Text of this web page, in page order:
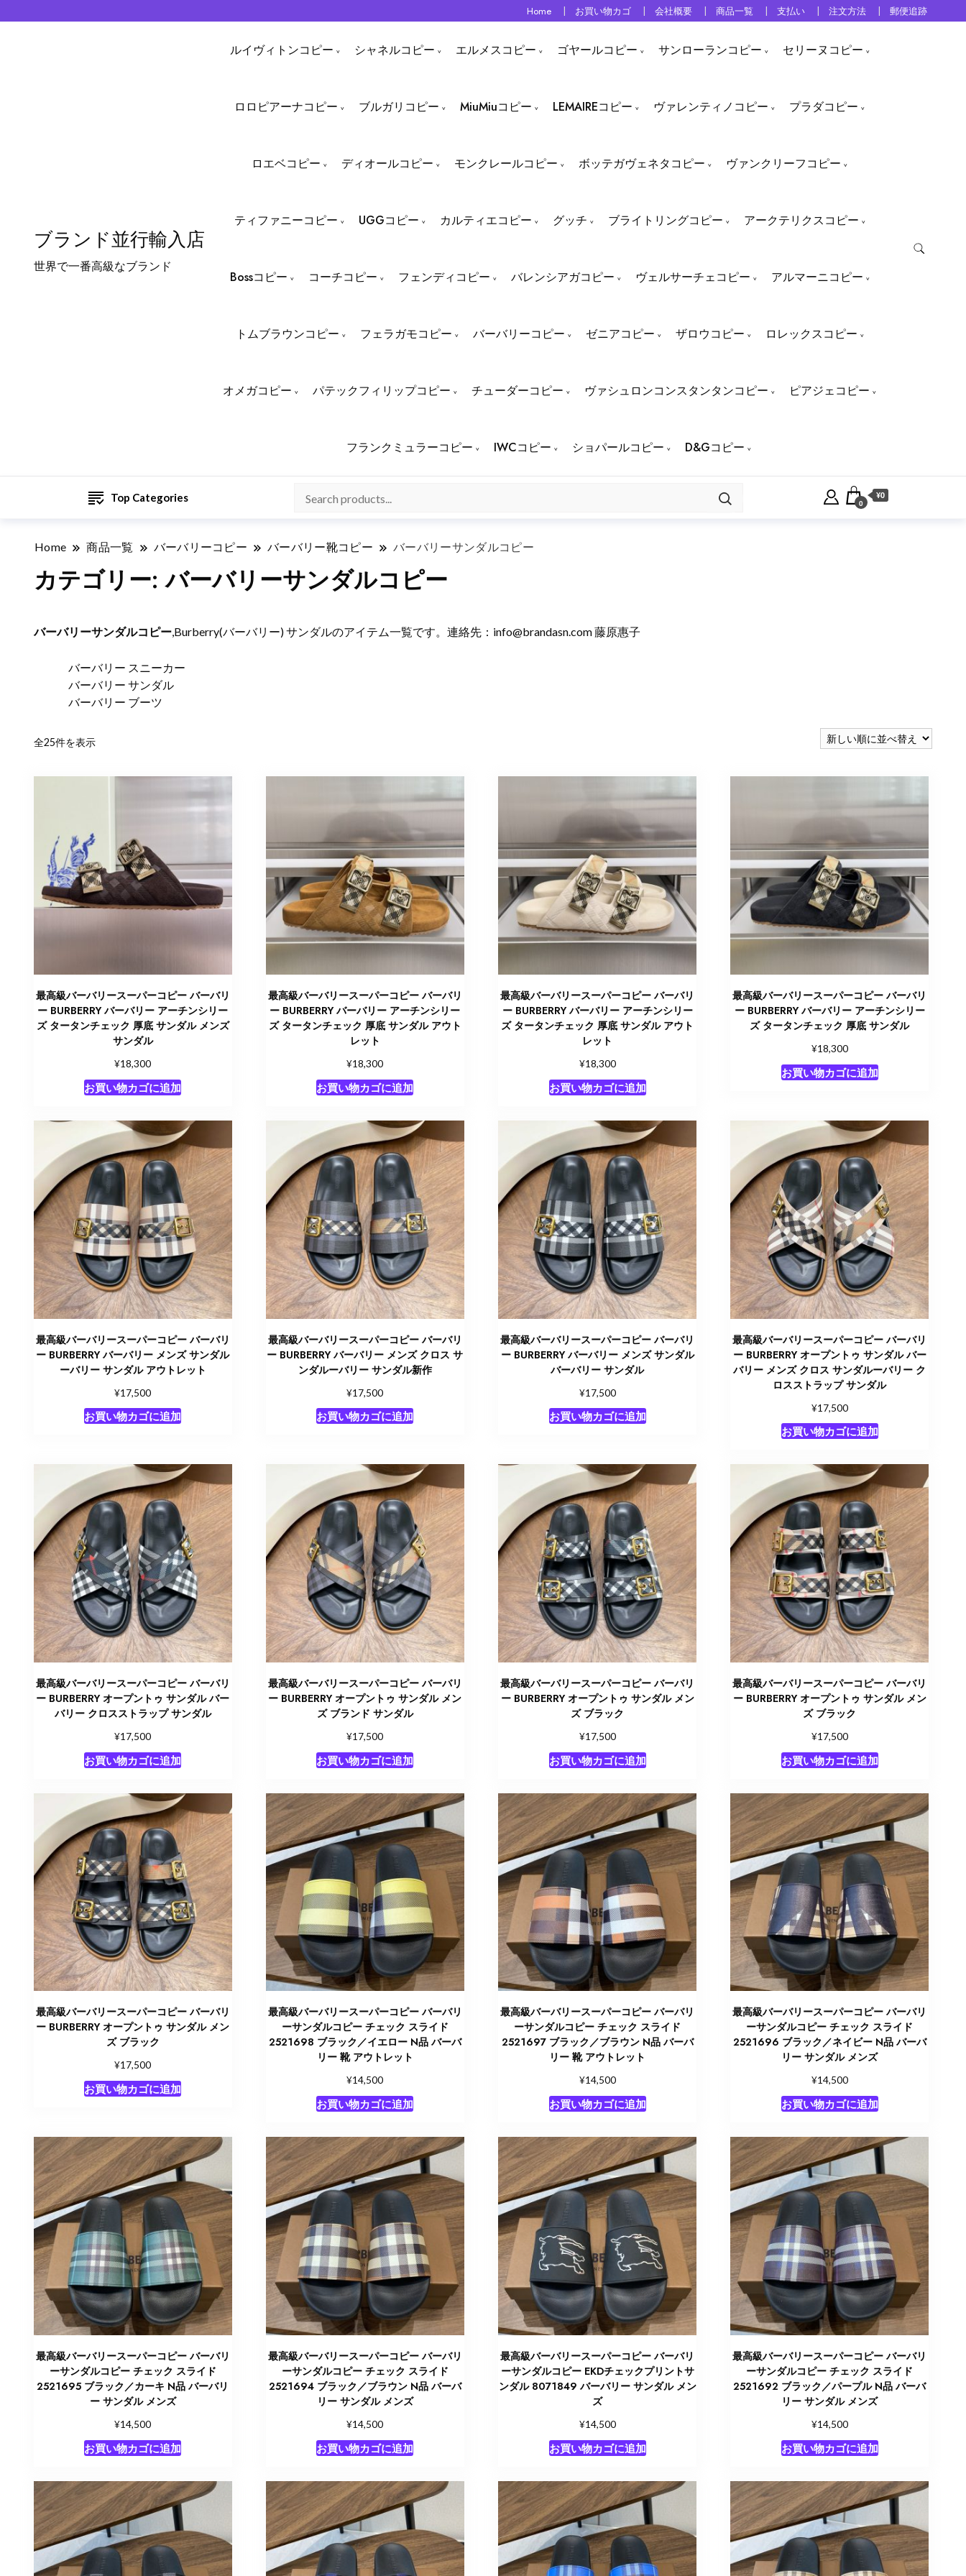
Home お買い物カゴ 会社概要 商品一覧 支払い 注文方法 郵便追跡
ブランド並行輸入店
世界で一番高級なブランド
ルイヴィトンコピー シャネルコピー エルメスコピー ゴヤールコピー サンローランコピー セリーヌコピー
ロロピアーナコピー ブルガリコピー MiuMiuコピー LEMAIREコピー ヴァレンティノコピー プラダコピー
ロエベコピー ディオールコピー モンクレールコピー ボッテガヴェネタコピー ヴァンクリーフコピー
ティファニーコピー UGGコピー カルティエコピー グッチ ブライトリングコピー アークテリクスコピー
Bossコピー コーチコピー フェンディコピー バレンシアガコピー ヴェルサーチェコピー アルマーニコピー
トムブラウンコピー フェラガモコピー バーバリーコピー ゼニアコピー ザロウコピー ロレックスコピー
オメガコピー パテックフィリップコピー チューダーコピー ヴァシュロンコンスタンタンコピー ピアジェコピー
フランクミュラーコピー IWCコピー ショパールコピー D&Gコピー
Top Categories 0
¥0
Home 商品一覧 バーバリーコピー バーバリー靴コピー バーバリーサンダルコピー
カテゴリー:バーバリーサンダルコピー
バーバリーサンダルコピー,Burberry(バーバリー) サンダルのアイテム一覧です。連絡先： info@brandasn.com藤原惠子
バーバリー スニーカー
バーバリー サンダル
バーバリー ブーツ
全25件を表示新
い
最高級バーバリースーパーコピー バーバリ
ー BURBERRY バーバリー アーチンシリー
ズ タータンチェック 厚底 サンダル メンズ
サンダル
¥18,300
お買い物カゴに追加
最高級バーバリースーパーコピー バーバリ
ー BURBERRY バーバリー アーチンシリー
ズ タータンチェック 厚底 サンダル アウト
レット
¥18,300
お買い物カゴに追加
最高級バーバリースーパーコピー バーバリ
ー BURBERRY バーバリー アーチンシリー
ズ タータンチェック 厚底 サンダル アウト
レット
¥18,300
お買い物カゴに追加
最高級バーバリースーパーコピー バーバリ
ー BURBERRY バーバリー アーチンシリー
ズ タータンチェック 厚底 サンダル
¥18,300
お買い物カゴに追加
最高級バーバリースーパーコピー バーバリ
ー BURBERRY バーバリー メンズ サンダル
ーバリー サンダル アウトレット
¥17,500
お買い物カゴに追加
最高級バーバリースーパーコピー バーバリ
ー BURBERRY バーバリー メンズ クロス サ
ンダルーバリー サンダル新作
¥17,500
お買い物カゴに追加
最高級バーバリースーパーコピー バーバリ
ー BURBERRY バーバリー メンズ サンダル
バーバリー サンダル
¥17,500
お買い物カゴに追加
最高級バーバリースーパーコピー バーバリ
ー BURBERRY オープントゥ サンダル バー
バリー メンズ クロス サンダルーバリー ク
ロスストラップ サンダル
¥17,500
お買い物カゴに追加
最高級バーバリースーパーコピー バーバリ
ー BURBERRY オープントゥ サンダル​ バー
バリー クロスストラップ サンダル
¥17,500
お買い物カゴに追加
最高級バーバリースーパーコピー バーバリ
ー BURBERRY オープントゥ サンダル​ メン
ズ ブランド サンダル
¥17,500
お買い物カゴに追加
最高級バーバリースーパーコピー バーバリ
ー BURBERRY オープントゥ サンダル​ メン
ズ ブラック
¥17,500
お買い物カゴに追加
最高級バーバリースーパーコピー バーバリ
ー BURBERRY オープントゥ サンダル​ メン
ズ ブラック
¥17,500
お買い物カゴに追加
最高級バーバリースーパーコピー バーバリ
ー BURBERRY オープントゥ サンダル​ メン
ズ ブラック
¥17,500
お買い物カゴに追加
最高級バーバリースーパーコピー バーバリ
ーサンダルコピー チェック スライド
2521698 ブラック／イエロー N品 バーバ
リー 靴 アウトレット
¥14,500
お買い物カゴに追加
最高級バーバリースーパーコピー バーバリ
ーサンダルコピー チェック スライド
2521697 ブラック／ブラウン N品 バーバ
リー 靴 アウトレット
¥14,500
お買い物カゴに追加
最高級バーバリースーパーコピー バーバリ
ーサンダルコピー チェック スライド
2521696 ブラック／ネイビー N品 バーバ
リー サンダル メンズ
¥14,500
お買い物カゴに追加
最高級バーバリースーパーコピー バーバリ
ーサンダルコピー チェック スライド
2521695 ブラック／カーキ N品 バーバリ
ー サンダル メンズ
¥14,500
お買い物カゴに追加
最高級バーバリースーパーコピー バーバリ
ーサンダルコピー チェック スライド
2521694 ブラック／ブラウン N品 バーバ
リー サンダル メンズ
¥14,500
お買い物カゴに追加
最高級バーバリースーパーコピー バーバリ
ーサンダルコピー EKDチェックプリントサ
ンダル 8071849 バーバリー サンダル メン
ズ
¥14,500
お買い物カゴに追加
最高級バーバリースーパーコピー バーバリ
ーサンダルコピー チェック スライド
2521692 ブラック／パープル N品 バーバ
リー サンダル メンズ
¥14,500
お買い物カゴに追加